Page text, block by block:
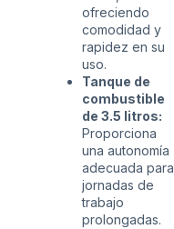
ofreciendo
comodidad y
rapidez en su
uso.
Tanque de
combustible
de 3.5 litros:
Proporciona
una autonomía
adecuada para
jornadas de
trabajo
prolongadas.